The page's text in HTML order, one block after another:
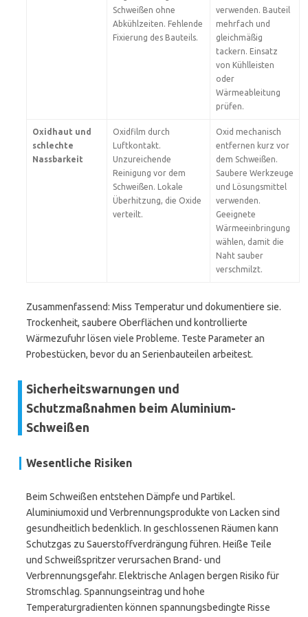
Schweißen ohne
Abkühlzeiten. Fehlende
Fixierung des Bauteils.
verwenden. Bauteil
mehrfach und
gleichmäßig
tackern. Einsatz
von Kühlleisten
oder
Wärmeableitung
prüfen.
Oxidhaut und
schlechte
Nassbarkeit
Oxidfilm durch
Luftkontakt.
Unzureichende
Reinigung vor dem
Schweißen. Lokale
Überhitzung, die Oxide
verteilt.
Oxid mechanisch
entfernen kurz vor
dem Schweißen.
Saubere Werkzeuge
und Lösungsmittel
verwenden.
Geeignete
Wärmeeinbringung
wählen, damit die
Naht sauber
verschmilzt.
Zusammenfassend: Miss Temperatur und dokumentiere sie.
Trockenheit, saubere Oberflächen und kontrollierte
Wärmezufuhr lösen viele Probleme. Teste Parameter an
Probestücken, bevor du an Serienbauteilen arbeitest.
Sicherheitswarnungen und
Schutzmaßnahmen beim Aluminium-
Schweißen
Wesentliche Risiken
Beim Schweißen entstehen Dämpfe und Partikel.
Aluminiumoxid und Verbrennungsprodukte von Lacken sind
gesundheitlich bedenklich. In geschlossenen Räumen kann
Schutzgas zu Sauerstoffverdrängung führen. Heiße Teile
und Schweißspritzer verursachen Brand- und
Verbrennungsgefahr. Elektrische Anlagen bergen Risiko für
Stromschlag. Spannungseintrag und hohe
Temperaturgradienten können spannungsbedingte Risse